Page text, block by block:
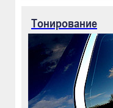
Тонирование